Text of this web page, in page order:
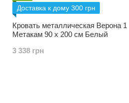
Доставка к дому 300 грн
Кровать металлическая Верона 1
Метакам 90 х 200 см Белый
3 338 грн